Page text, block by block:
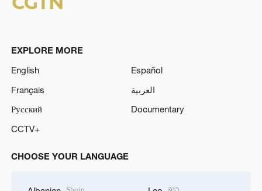
EXPLORE MORE
English
Español
Français
العربية
Русский
Documentary
CCTV+
CHOOSE YOUR LANGUAGE